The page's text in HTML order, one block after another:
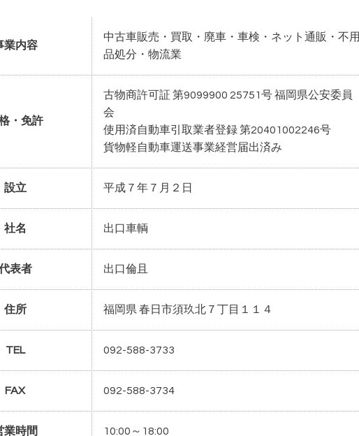
業内容
中古車販売・買取・廃車・車検・ネット通販・不用
品処分・物流業
・免許
古物商許可証 第9099900 25751号 福岡県公安委員
会
使用済自動車引取業者登録 第20401002246号
貨物軽自動車運送事業経営届出済み
設立 平成７年７月２日
社名 出口車輌
表者 出口倫且
住所 福岡県 春日市須玖北７丁目１１４
TEL 092-588-3733
FAX 092-588-3734
業時間 10:00～18:00